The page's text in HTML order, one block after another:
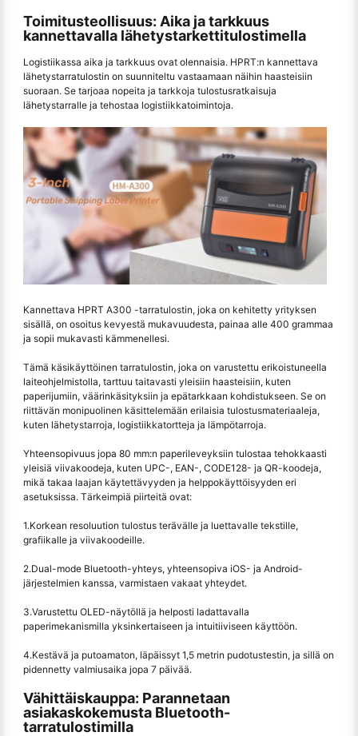
Toimitusteollisuus: Aika ja tarkkuus
kannettavalla lähetystarkettitulostimella
Logistiikassa aika ja tarkkuus ovat olennaisia. HPRT:n kannettava
lähetystarratulostin on suunniteltu vastaamaan näihin haasteisiin
suoraan. Se tarjoaa nopeita ja tarkkoja tulostusratkaisuja
lähetystarralle ja tehostaa logistiikkatoimintoja.
Kannettava HPRT A300 -tarratulostin, joka on kehitetty yrityksen
sisällä, on osoitus kevyestä mukavuudesta, painaa alle 400 grammaa
ja sopii mukavasti kämmenellesi.
Tämä käsikäyttöinen tarratulostin, joka on varustettu erikoistuneella
laiteohjelmistolla, tarttuu taitavasti yleisiin haasteisiin, kuten
paperijumiin, väärinkäsityksiin ja epätarkkaan kohdistukseen. Se on
riittävän monipuolinen käsittelemään erilaisia tulostusmateriaaleja,
kuten lähetystarroja, logistiikkatortteja ja lämpötarroja.
Yhteensopivuus jopa 80 mm:n paperileveyksiin tulostaa tehokkaasti
yleisiä viivakoodeja, kuten UPC-, EAN-, CODE128- ja QR-koodeja,
mikä takaa laajan käytettävyyden ja helppokäyttöisyyden eri
asetuksissa. Tärkeimpiä piirteitä ovat:
1.Korkean resoluution tulostus terävälle ja luettavalle tekstille,
grafiikalle ja viivakoodeille.
2.Dual-mode Bluetooth-yhteys, yhteensopiva iOS- ja Android-
järjestelmien kanssa, varmistaen vakaat yhteydet.
3.Varustettu OLED-näytöllä ja helposti ladattavalla
paperimekanismilla yksinkertaiseen ja intuitiiviseen käyttöön.
4.Kestävä ja putoamaton, läpäissyt 1,5 metrin pudotustestin, ja sillä on
pidennetty valmiusaika jopa 7 päivää.
Vähittäiskauppa: Parannetaan
asiakaskokemusta Bluetooth-
tarratulostimilla